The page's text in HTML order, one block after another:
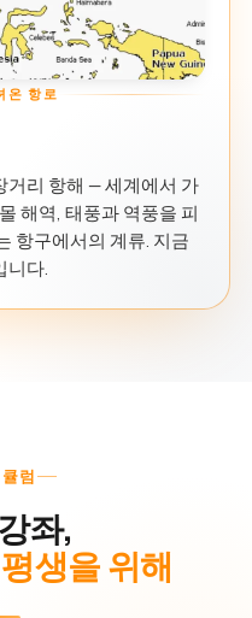
온 항로
거리 항해 — 세계에서 가
해역, 태풍과 역풍을 피
항구에서의 계류. 지금
니다.
럼
좌,
생을 위해